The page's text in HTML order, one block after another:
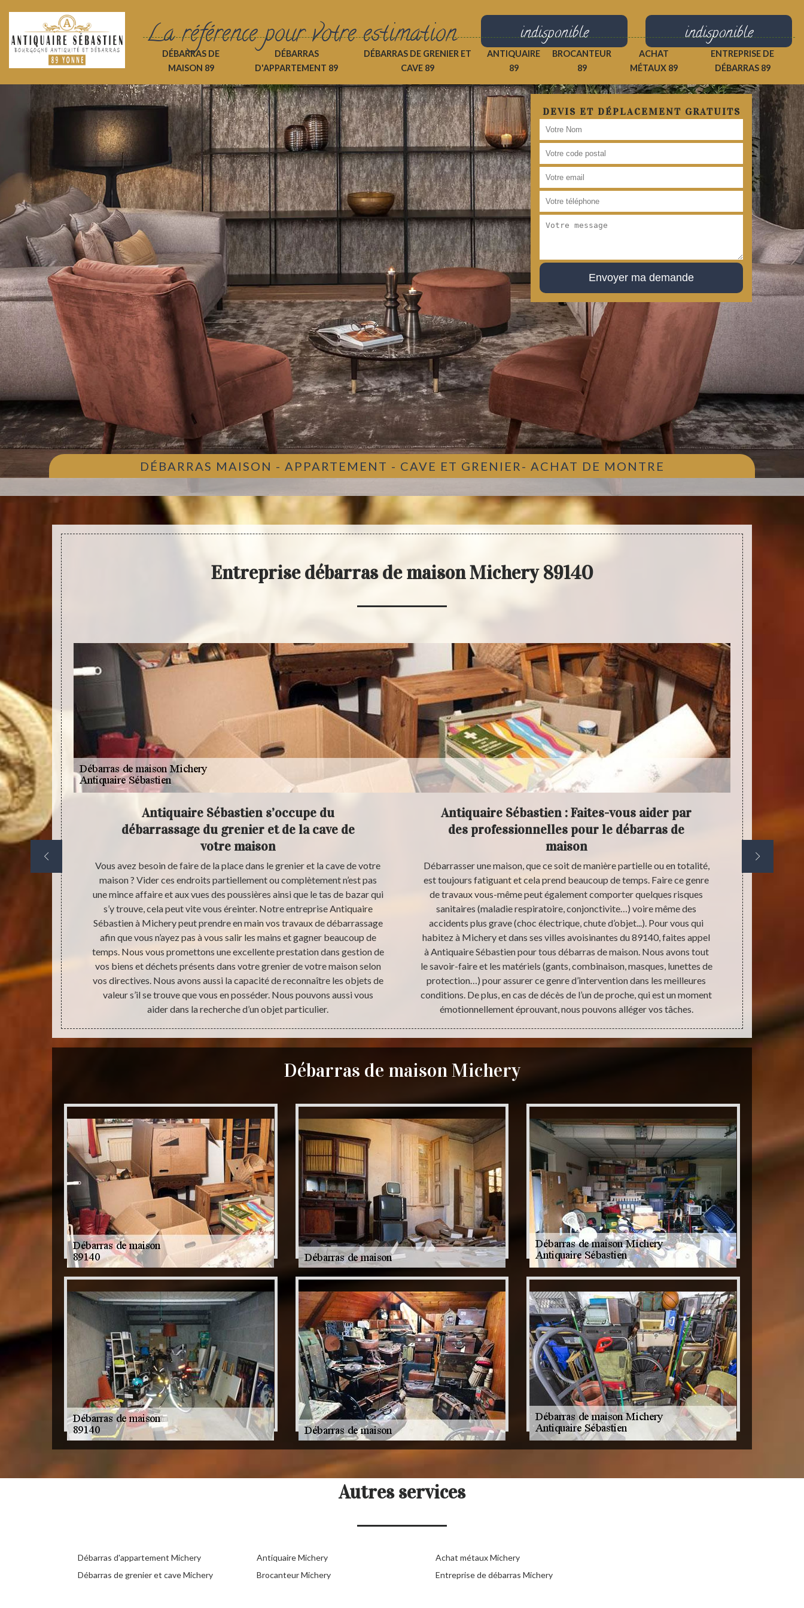
La référence pour votre estimation indisponible indisponible
DÉBARRAS DE
MAISON 89
DÉBARRAS
D'APPARTEMENT 89
DÉBARRAS DE GRENIER ET
CAVE 89
ANTIQUAIRE
89
BROCANTEUR
89
ACHAT
MÉTAUX 89
ENTREPRISE DE
DÉBARRAS 89
DEVIS ET DÉPLACEMENT GRATUITS
DÉBARRAS MAISON - APPARTEMENT - CAVE ET GRENIER- ACHAT DE MONTRE
Entreprise débarras de maison Michery 89140
?
la valeur de
Dans
Antiquaire Sébastien s’occupe du
débarrassage du grenier et de la cave de
votre maison
Vous avez besoin de faire de la place dans le grenier et la cave de votre
maison ? Vider ces endroits partiellement ou complètement n’est pas
une mince affaire et aux vues des poussières ainsi que le tas de bazar qui
s’y trouve, cela peut vite vous éreinter. Notre entreprise Antiquaire
Sébastien à Michery peut prendre en main vos travaux de débarrassage
afin que vous n’ayez pas à vous salir les mains et gagner beaucoup de
temps. Nous vous promettons une excellente prestation dans gestion de
vos biens et déchets présents dans votre grenier de votre maison selon
vos directives. Nous avons aussi la capacité de reconnaître les objets de
valeur s’il se trouve que vous en posséder. Nous pouvons aussi vous
aider dans la recherche d’un objet particulier.
Antiquaire Sébastien : Faites-vous aider par
des professionnelles pour le débarras de
maison
Débarrasser une maison, que ce soit de manière partielle ou en totalité,
est toujours fatiguant et cela prend beaucoup de temps. Faire ce genre
de travaux vous-même peut également comporter quelques risques
sanitaires (maladie respiratoire, conjonctivite…) voire même des
accidents plus grave (choc électrique, chute d’objet...). Pour vous qui
habitez à Michery et dans ses villes avoisinantes du 89140, faites appel
à Antiquaire Sébastien pour tous débarras de maison. Nous avons tout
le savoir-faire et les matériels (gants, combinaison, masques, lunettes de
protection…) pour assurer ce genre d’intervention dans les meilleures
conditions. De plus, en cas de décès de l’un de proche, qui est un moment
émotionnellement éprouvant, nous pouvons alléger vos tâches.
Débarras de maison Michery
Autres services
Débarras d'appartement Michery
Débarras de grenier et cave Michery
Antiquaire Michery
Brocanteur Michery
Achat métaux Michery
Entreprise de débarras Michery